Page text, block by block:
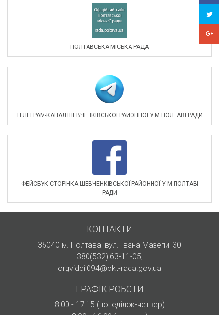
ПОЛТАВСЬКА МІСЬКА РАДА
ТЕЛЕГРАМ-КАНАЛ ШЕВЧЕНКІВСЬКОЇ РАЙОННОЇ У М.ПОЛТАВІ РАДИ
ФЕЙСБУК-СТОРІНКА ШЕВЧЕНКІВСЬКОЇ РАЙОННОЇ У М.ПОЛТАВІ
РАДИ
КОНТАКТИ
36040 м. Полтава, вул. Івана Мазепи, 30
380(532) 63-11-05,
orgviddil094@okt-rada.gov.ua
ГРАФІК РОБОТИ
8:00 - 17:15 (понеділок-четвер)